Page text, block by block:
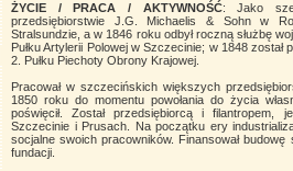
ŻYCIE / PRACA / AKTYWNOŚĆ: Jako
przedsiębiorstwie J.G. Michaelis & Sohn w
Stralsundzie, a w 1846 roku odbył roczną służbę
Pułku Artylerii Polowej w Szczecinie; w 1848
2. Pułku Piechoty Obrony Krajowej.
Pracował w szczecińskich większych
1850 roku do momentu powołania do życia
poświęcił. Został przedsiębiorcą i filantropem,
Szczecinie i Prusach. Na początku ery
socjalne swoich pracowników. Finansował
fundacji.